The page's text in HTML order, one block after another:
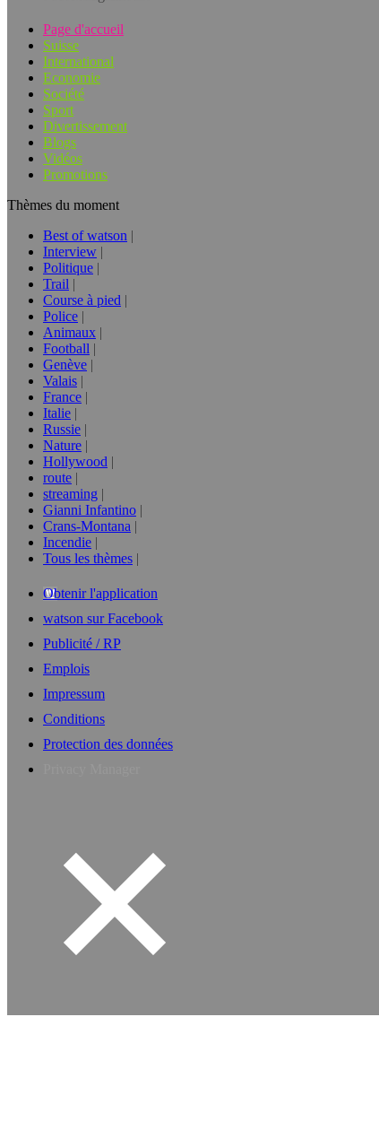
Page d'accueil
Suisse
International
Economie
Société
Sport
Divertissement
Blogs
Vidéos
Promotions
Thèmes du moment
Best of watson
Interview
Politique
Trail
Course à pied
Police
Animaux
Football
Genève
Valais
France
Italie
Russie
Nature
Hollywood
route
streaming
Gianni Infantino
Crans-Montana
Incendie
Tous les thèmes
Obtenir l'application
watson sur Facebook
Publicité / RP
Emplois
Impressum
Conditions
Protection des données